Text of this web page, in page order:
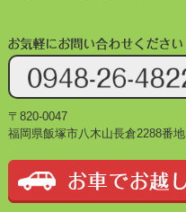
〒820-0047
福岡県飯塚市八木山長倉2288番地